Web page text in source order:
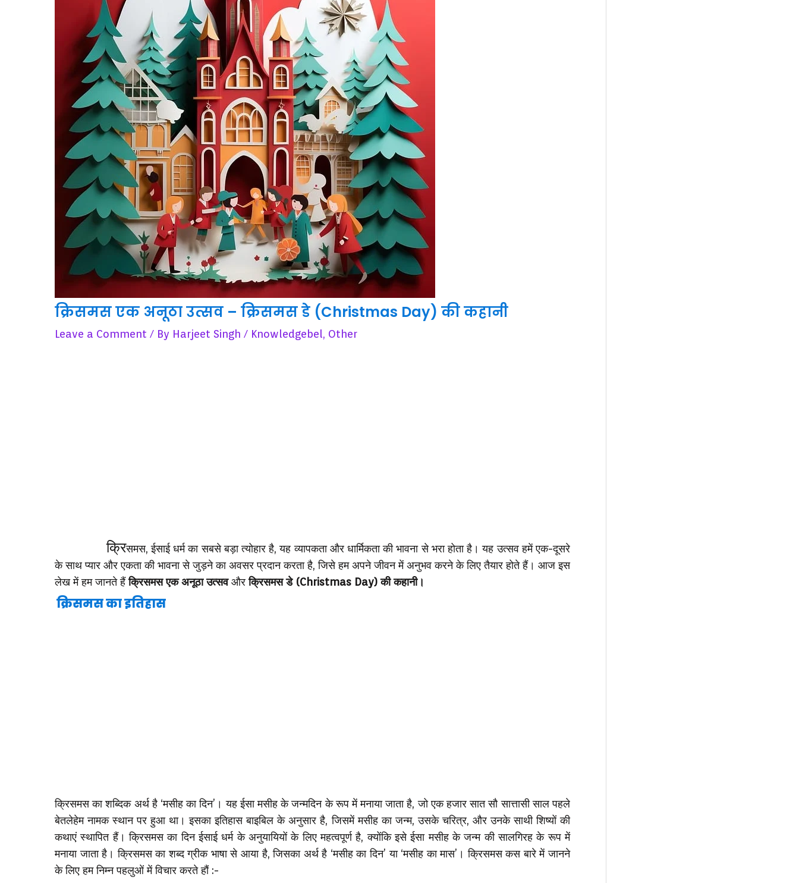
क्रिसमस एक अनूठा उत्सव – क्रिसमस डे (Christmas Day) की कहानी
Leave a Comment / By Harjeet Singh / Knowledgebel, Other
क्रिसमस, ईसाई धर्म का सबसे बड़ा त्योहार है, यह व्यापकता और धार्मिकता की भावना से भरा होता है। यह उत्सव हमें एक-दूसरे
के साथ प्यार और एकता की भावना से जुड़ने का अवसर प्रदान करता है, जिसे हम अपने जीवन में अनुभव करने के लिए तैयार होते हैं। आज इस
लेख में हम जानते हैंक्रिसमस एक अनूठा उत्सवऔरक्रिसमस डे (Christmas Day) की कहानी।
क्रिसमस का इतिहास
क्रिसमस का शब्दिक अर्थ है ‘मसीह का दिन’। यह ईसा मसीह के जन्मदिन के रूप में मनाया जाता है, जो एक हजार सात सौ सात्तासी साल पहले
बेतलेहेम नामक स्थान पर हुआ था। इसका इतिहास बाइबिल के अनुसार है, जिसमें मसीह का जन्म, उसके चरित्र, और उनके साथी शिष्यों की
कथाएं स्थापित हैं। क्रिसमस का दिन ईसाई धर्म के अनुयायियों के लिए महत्वपूर्ण है, क्योंकि इसे ईसा मसीह के जन्म की सालगिरह के रूप में
मनाया जाता है। क्रिसमस का शब्द ग्रीक भाषा से आया है, जिसका अर्थ है ‘मसीह का दिन’ या ‘मसीह का मास’। क्रिसमस कस बारे में जानने
के लिए हम निम्न पहलुओं में विचार करते हौं :-